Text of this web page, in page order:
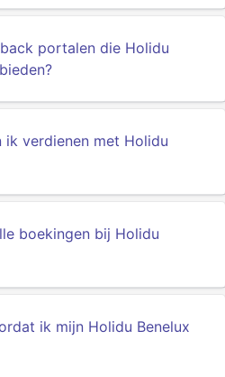
portalen die Holidu
ik verdienen met Holidu
boekingen bij Holidu
ik mijn Holidu Benelux